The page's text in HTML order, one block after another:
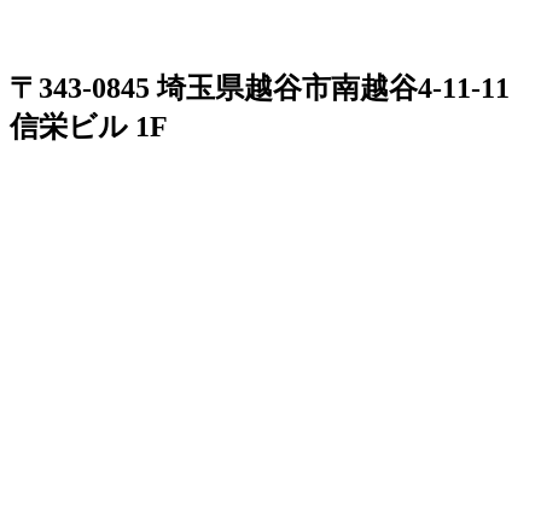
〒343-0845 埼玉県越谷市南越谷4-11-11
信栄ビル 1F